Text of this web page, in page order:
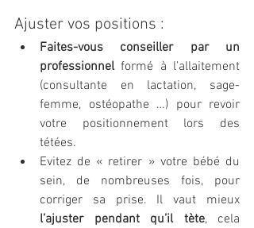
Ajuster vos positions :
Faites-vous conseiller par un
professionnel formé à l’allaitement
(consultante en lactation, sage-
femme, ostéopathe …) pour revoir
votre positionnement lors des
tétées.
Evitez de « retirer » votre bébé du
sein, de nombreuses fois, pour
l’ajuster pendant qu’il tète, cela